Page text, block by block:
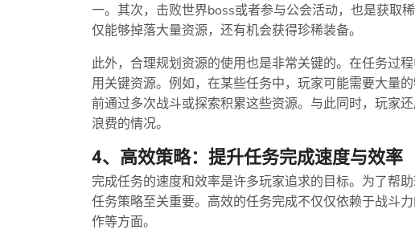
一。其次，击败世界boss或者参与公会活动，也是获取
仅能够掉落大量资源，还有机会获得珍稀装备。
此外，合理规划资源的使用也是非常关键的。在任务过
用关键资源。例如，在某些任务中，玩家可能需要大量
前通过多次战斗或探索积累这些资源。与此同时，玩家
浪费的情况。
4、高效策略：提升任务完成速度与效率
完成任务的速度和效率是许多玩家追求的目标。为了帮
任务策略至关重要。高效的任务完成不仅仅依赖于战斗
作等方面。